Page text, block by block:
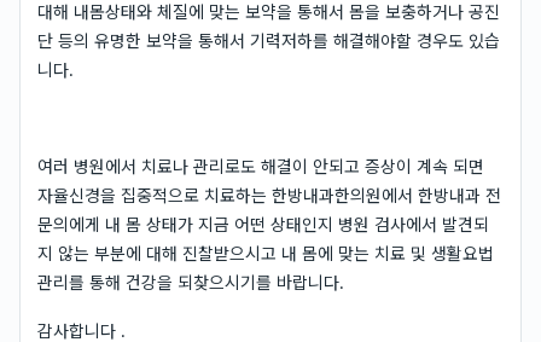
대해 내몸상태와 체질에 맞는 보약을 통해서 몸을 보충하거나 공진
단 등의 유명한 보약을 통해서 기력저하를 해결해야할 경우도 있습
니다.
여러 병원에서 치료나 관리로도 해결이 안되고 증상이 계속 되면
자율신경을 집중적으로 치료하는 한방내과한의원에서 한방내과 전
문의에게 내 몸 상태가 지금 어떤 상태인지 병원 검사에서 발견되
지 않는 부분에 대해 진찰받으시고 내 몸에 맞는 치료 및 생활요법
관리를 통해 건강을 되찾으시기를 바랍니다.
감사합니다 .